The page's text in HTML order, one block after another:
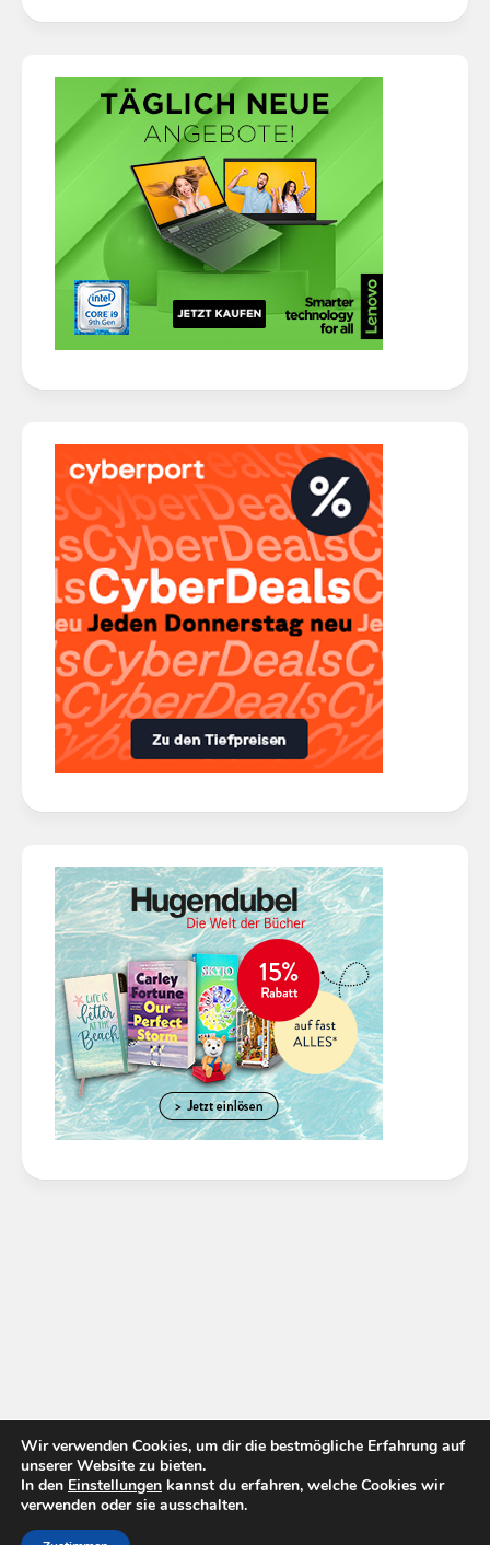
Wir verwenden Cookies, um dir die bestmögliche Erfahrung auf
unserer Website zu bieten.
In den Einstellungen kannst du erfahren, welche Cookies wir
verwenden oder sie ausschalten.